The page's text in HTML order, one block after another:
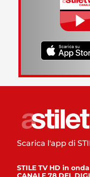
Scarica l'app di
STILE TV HD in